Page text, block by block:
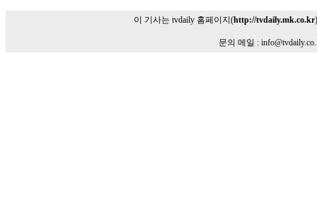
이 기사는 tvdaily 홈페이지(http://tvdaily.mk.co.kr
문의 메일 :